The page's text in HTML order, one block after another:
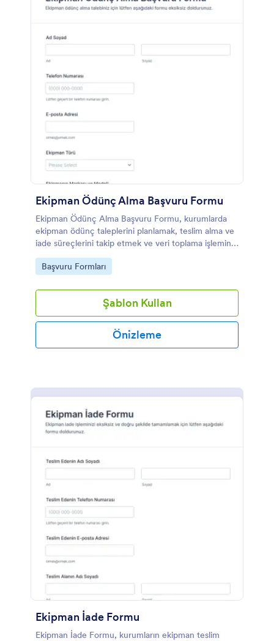
Ekipman Ödünç Alma Başvuru Formu
Ekipman Ödünç Alma Başvuru Formu, kurumlarda
ekipman ödünç taleplerini planlamak, teslim alma ve
iade süreçlerini takip etmek ve veri toplama işlemini
Jotform üzerinden tek noktada yönetmek isteyen
ekipler için hazırlanmış bir form şablonudur.
Go to Category:
Başvuru Formları
Şablon Kullan
Önizleme
Ekipman İade Formu
Ekipman İade Formu, kurumların ekipman teslim